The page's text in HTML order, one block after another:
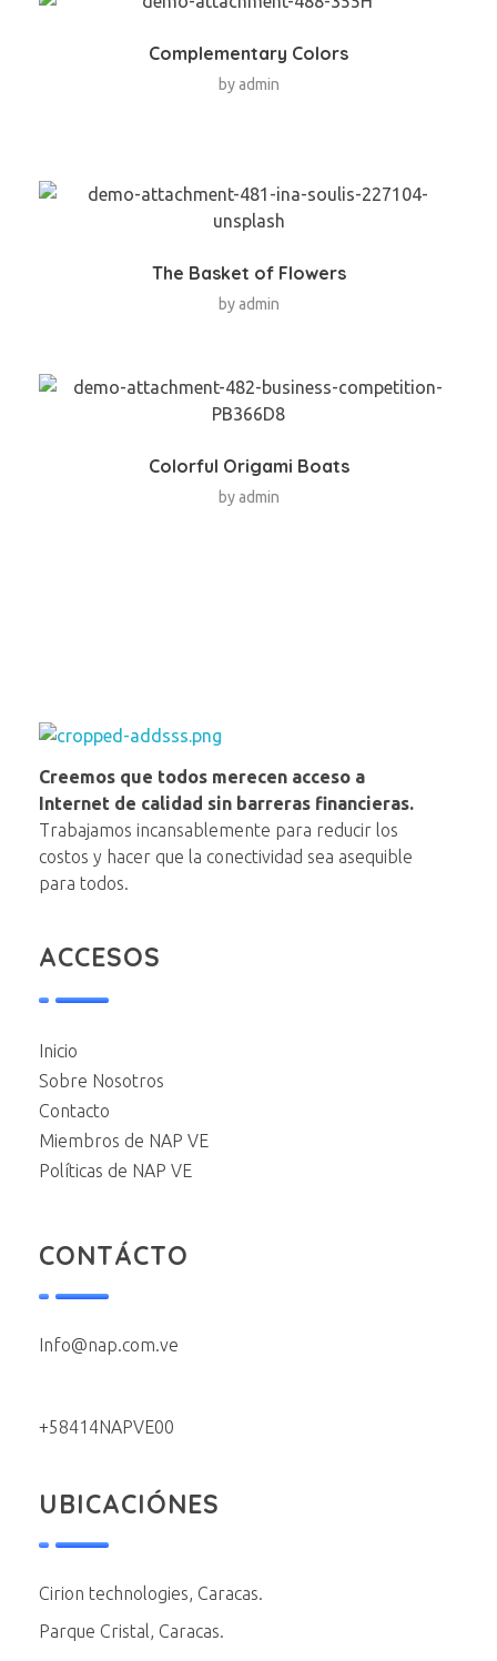
Complementary Colors
by admin
The Basket of Flowers
by admin
Colorful Origami Boats
by admin
Creemos que todos merecen acceso a
Internet de calidad sin barreras financieras.
Trabajamos incansablemente para reducir los
costos y hacer que la conectividad sea asequible
para todos.
ACCESOS
Inicio
Sobre Nosotros
Contacto
Miembros de NAP VE
Políticas de NAP VE
CONTÁCTO
Info@nap.com.ve
+58414NAPVE00
UBICACIÓNES
Cirion technologies, Caracas.
Parque Cristal, Caracas.